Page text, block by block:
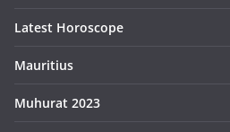
Latest Horoscope
Mauritius
Muhurat 2023